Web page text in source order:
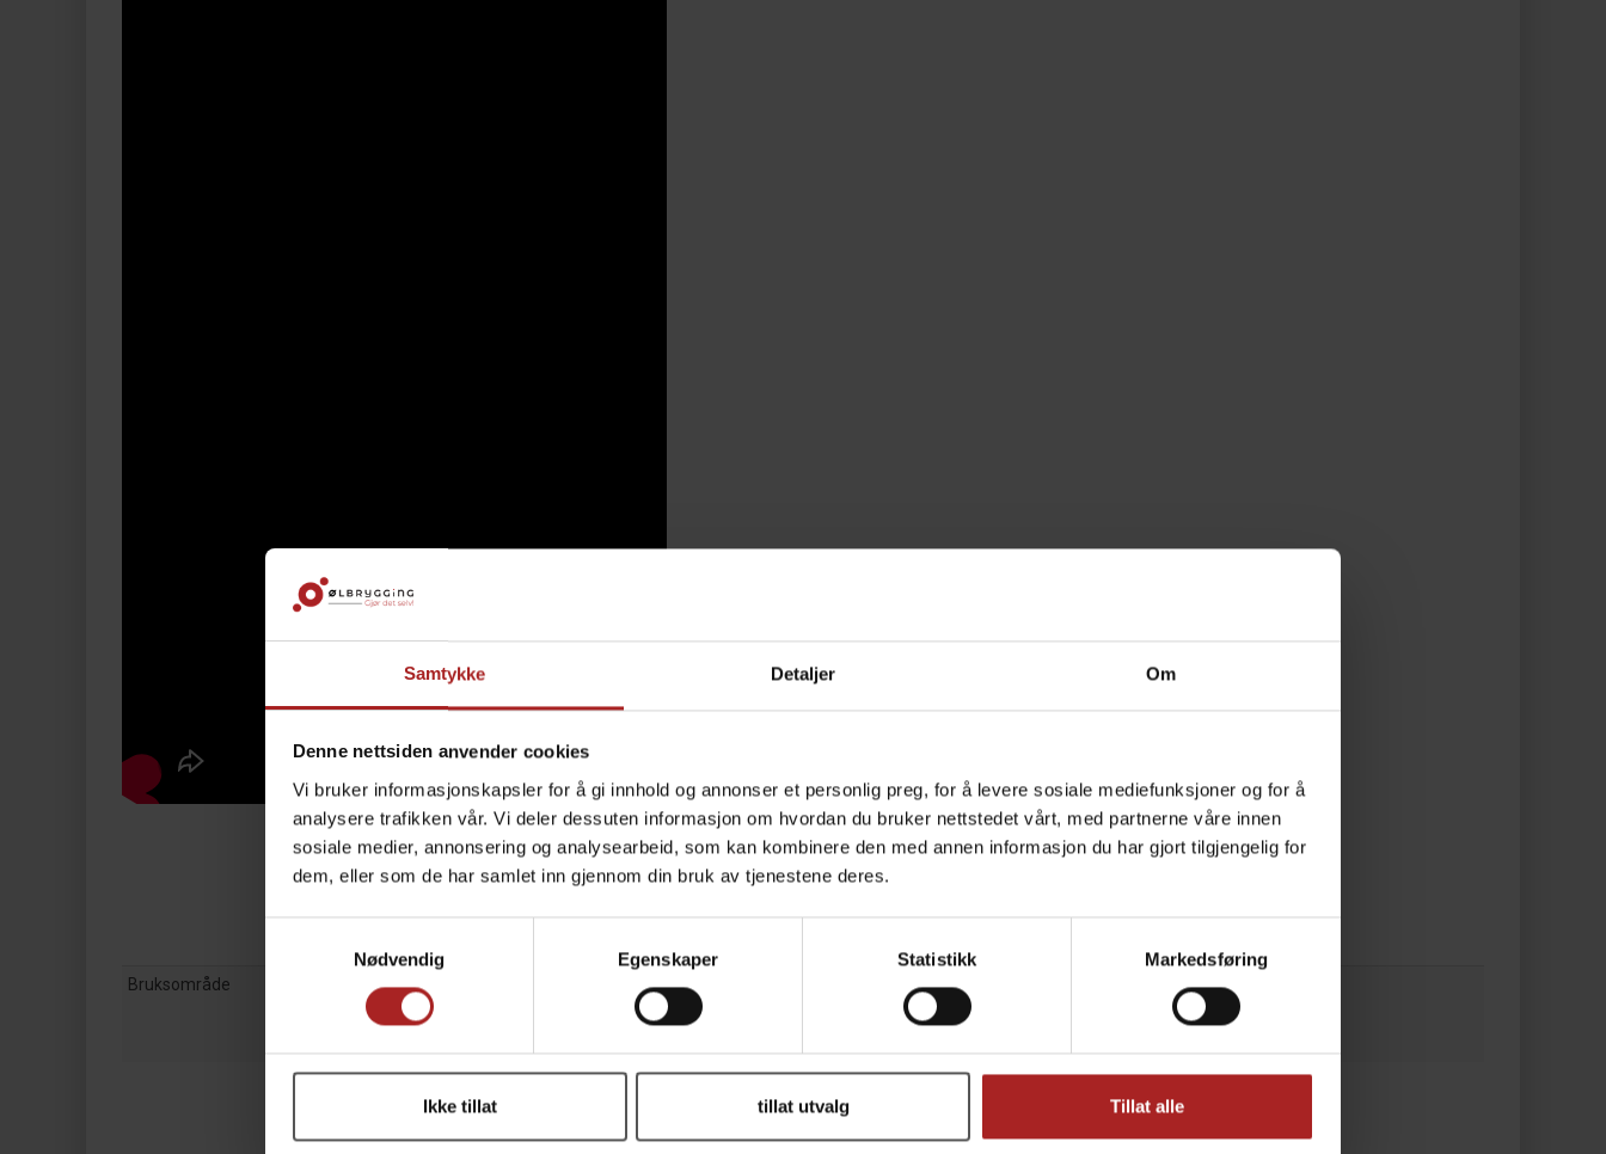
Samtykke Detaljer Om
Denne nettsiden anvender cookies
Vi bruker informasjonskapsler for å gi innhold og annonser et personlig preg, for å levere sosiale mediefunksjoner og for å
analysere trafikken vår. Vi deler dessuten informasjon om hvordan du bruker nettstedet vårt, med partnerne våre innen
sosiale medier, annonsering og analysearbeid, som kan kombinere den med annen informasjon du har gjort tilgjengelig for
dem, eller som de har samlet inn gjennom din bruk av tjenestene deres.
Nødvendig
Egenskaper Statistikk Markedsføring
Ikke tillat tillat utvalg Tillat alle
TEKNISK INFO
Bruksområde
ALTERNATIVER